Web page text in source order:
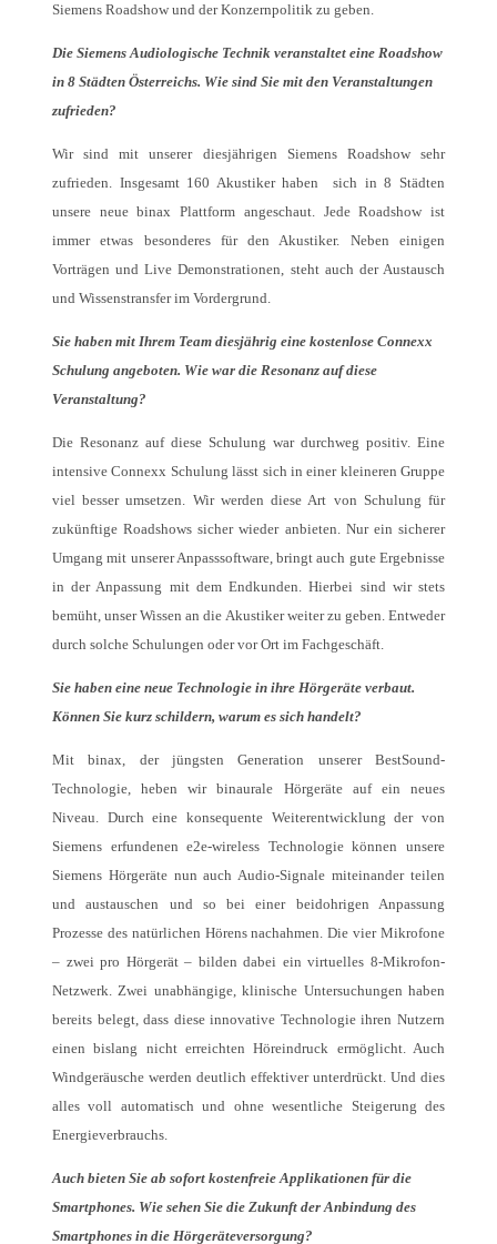
Siemens Roadshow und der Konzernpolitik zu geben.
Die Siemens Audiologische Technik veranstaltet eine Roadshow
in 8 Städten Österreichs. Wie sind Sie mit den Veranstaltungen
zufrieden?
Wir sind mit unserer diesjährigen Siemens Roadshow sehr
zufrieden. Insgesamt 160 Akustiker haben sich in 8 Städten
unsere neue binax Plattform angeschaut. Jede Roadshow ist
immer etwas besonderes für den Akustiker. Neben einigen
Vorträgen und Live Demonstrationen, steht auch der Austausch
und Wissenstransfer im Vordergrund.
Sie haben mit Ihrem Team diesjährig eine kostenlose Connexx
Schulung angeboten. Wie war die Resonanz auf diese
Veranstaltung?
Die Resonanz auf diese Schulung war durchweg positiv. Eine
intensive Connexx Schulung lässt sich in einer kleineren Gruppe
viel besser umsetzen. Wir werden diese Art von Schulung für
zukünftige Roadshows sicher wieder anbieten. Nur ein sicherer
Umgang mit unserer Anpasssoftware, bringt auch gute Ergebnisse
in der Anpassung mit dem Endkunden. Hierbei sind wir stets
bemüht, unser Wissen an die Akustiker weiter zu geben. Entweder
durch solche Schulungen oder vor Ort im Fachgeschäft.
Sie haben eine neue Technologie in ihre Hörgeräte verbaut.
Können Sie kurz schildern, warum es sich handelt?
Mit binax, der jüngsten Generation unserer BestSound-
Technologie, heben wir binaurale Hörgeräte auf ein neues
Niveau. Durch eine konsequente Weiterentwicklung der von
Siemens erfundenen e2e-wireless Technologie können unsere
Siemens Hörgeräte nun auch Audio-Signale miteinander teilen
und austauschen und so bei einer beidohrigen Anpassung
Prozesse des natürlichen Hörens nachahmen. Die vier Mikrofone
– zwei pro Hörgerät – bilden dabei ein virtuelles 8-Mikrofon-
Netzwerk. Zwei unabhängige, klinische Untersuchungen haben
bereits belegt, dass diese innovative Technologie ihren Nutzern
einen bislang nicht erreichten Höreindruck ermöglicht. Auch
Windgeräusche werden deutlich effektiver unterdrückt. Und dies
alles voll automatisch und ohne wesentliche Steigerung des
Energieverbrauchs.
Auch bieten Sie ab sofort kostenfreie Applikationen für die
Smartphones. Wie sehen Sie die Zukunft der Anbindung des
Smartphones in die Hörgeräteversorgung?